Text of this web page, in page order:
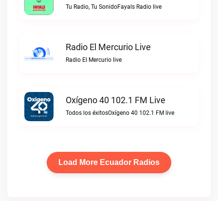
Tu Radio, Tu SonidoFayals Radio live
Radio El Mercurio Live
Radio El Mercurio live
Oxígeno 40 102.1 FM Live
Todos los éxitosOxígeno 40 102.1 FM live
Load More Ecuador Radios